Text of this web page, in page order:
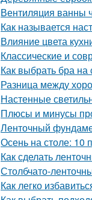
Вентиляция ванны
Как называется
Влияние цвета
Классические и
Как выбрать бра на
Разница между
Настенные
Плюсы и минусы
Ленточный
Осень на столе: 10
Как сделать
Столбчато-
Как легко